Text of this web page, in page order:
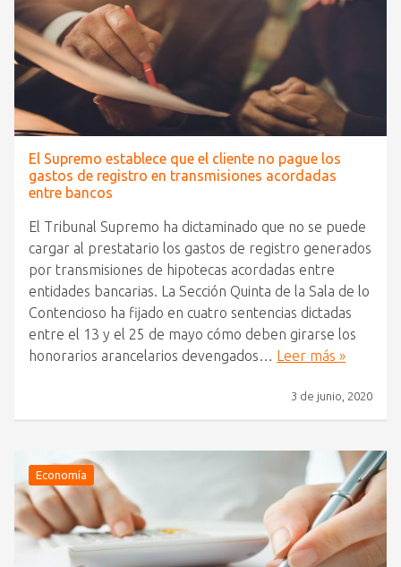
El Supremo establece que el cliente no pague los
gastos de registro en transmisiones acordadas
entre bancos
El Tribunal Supremo ha dictaminado que no se puede
cargar al prestatario los gastos de registro generados
por transmisiones de hipotecas acordadas entre
entidades bancarias. La Sección Quinta de la Sala de lo
Contencioso ha fijado en cuatro sentencias dictadas
entre el 13 y el 25 de mayo cómo deben girarse los
honorarios arancelarios devengados… Leer más »
3 de junio, 2020
Economía